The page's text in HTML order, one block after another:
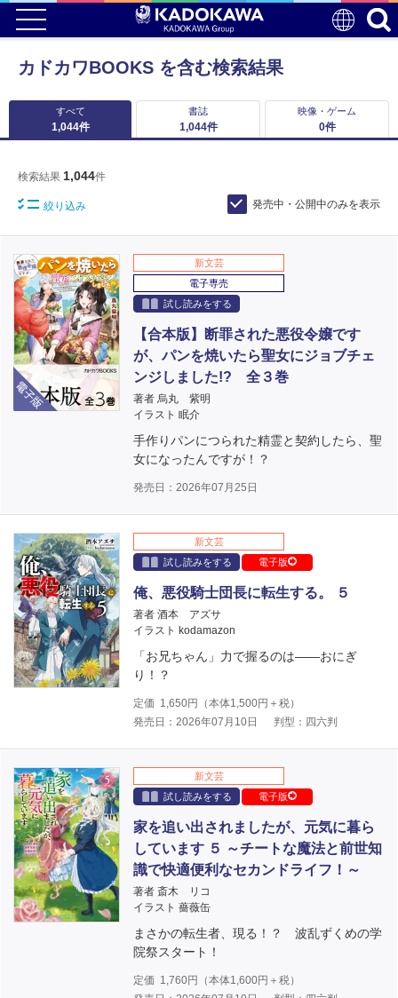
カドカワBOOKS を含む検索結果
すべて
1,044件
書誌
1,044件
映像・ゲーム
0件
検索結果 1,044件
絞り込み 発売中・公開中のみを表示
電子版
新文芸
電子専売
試し読みをする
【合本版】断罪された悪役令嬢です
が、パンを焼いたら聖女にジョブチェ
ンジしました!? 全３巻
著者 烏丸 紫明
イラスト 眠介
手作りパンにつられた精霊と契約したら、聖
女になったんですが！？
発売日：2026年07月25日
新文芸
試し読みをする
電子版
俺、悪役騎士団長に転生する。 ５
著者 酒本 アズサ
イラスト kodamazon
「お兄ちゃん」力で握るのは――おにぎ
り！？
定価 1,650円（本体1,500円＋税）
発売日：2026年07月10日
判型：四六判
新文芸
試し読みをする
電子版
家を追い出されましたが、元気に暮ら
しています ５ ～チートな魔法と前世知
識で快適便利なセカンドライフ！～
著者 斎木 リコ
イラスト 薔薇缶
まさかの転生者、現る！？ 波乱ずくめの学
院祭スタート！
定価 1,760円（本体1,600円＋税）